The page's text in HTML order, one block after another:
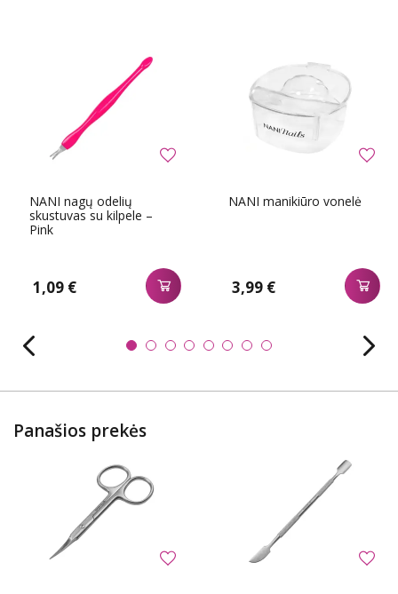
NANI nagų odelių
skustuvas su kilpele –
Pink
1,09 €
NANI manikiūro vonelė
3,99 €
Panašios prekės